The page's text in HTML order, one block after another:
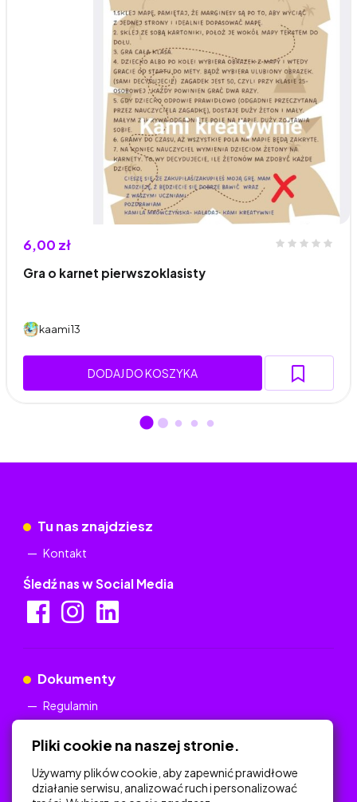
6,00 zł
Gra o karnet pierwszoklasisty
kaami13
DODAJ DO KOSZYKA
Tu nas znajdziesz
Kontakt
Śledź nas w Social Media
Dokumenty
Regulamin
Pliki cookie na naszej stronie.
Używamy plików cookie, aby zapewnić prawidłowe
działanie serwisu, analizować ruch i personalizować